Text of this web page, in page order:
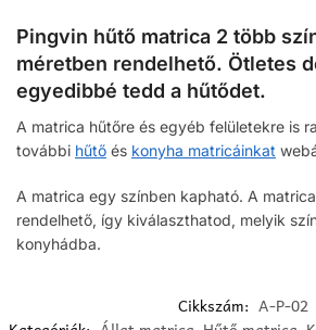
Pingvin hűtő matrica 2 több
méretben rendelhető. Ötletes
egyedibbé tedd a hűtődet.
A matrica hűtőre és egyéb felületekre is
további hűtő és konyha matricáinkat
A matrica egy színben kapható. A
rendelhető, így kiválaszthatod, melyik
konyhádba.
Cikkszám: A-P-02